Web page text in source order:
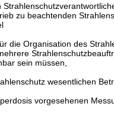
zu beachtenden
die Organisation des
sein müssen,
wesentlichen
vorgesehenen